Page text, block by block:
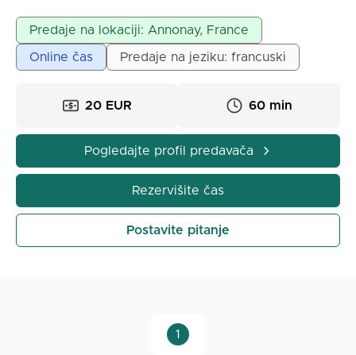
zahvaljujući personalizovanom praćenju.
Predaje na lokaciji: Annonay, France
Online čas Predaje na jeziku: francuski
20 EUR 60 min
Pogledajte profil predavača
Rezervišite čas
Postavite pitanje
1